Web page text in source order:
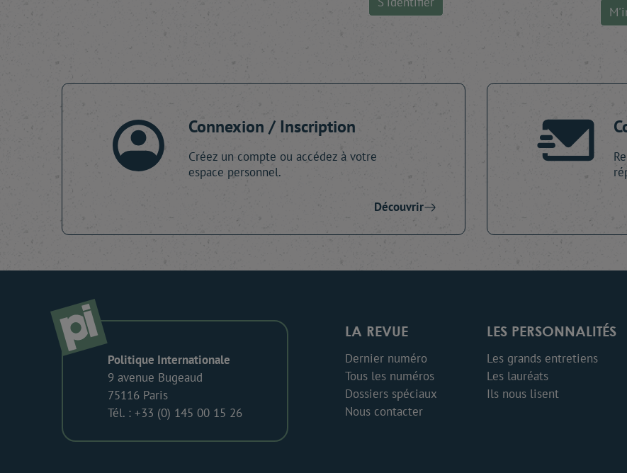
Connexion / Inscription
Créez un compte ou accédez à votre
espace personnel.
Découvrir
Politique Internationale
9 avenue Bugeaud
75116 Paris
Tél. : +33 (0) 145 00 15 26
LA REVUE
Dernier numéro
Tous les numéros
Dossiers spéciaux
Nous contacter
LES PERSONNALITÉS
Les grands entretiens
Les lauréats
Ils nous lisent